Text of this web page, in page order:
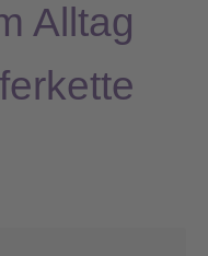
Alltag